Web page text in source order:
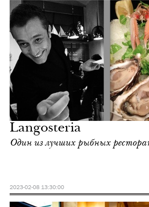
Langosteria
Один из лучших рыбных
2023-02-08 13:30:00
среда